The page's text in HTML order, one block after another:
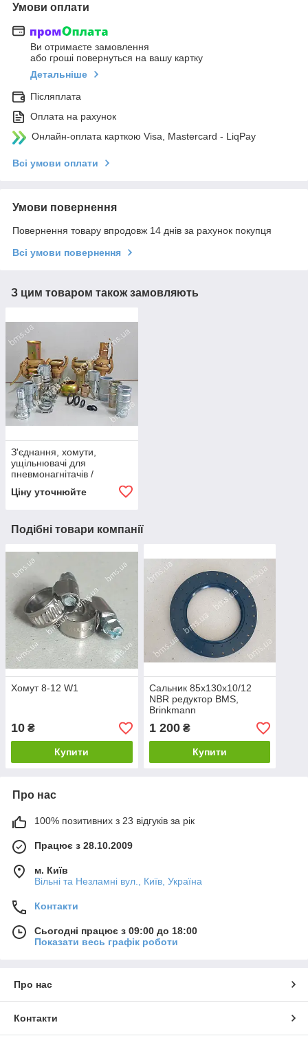
Умови оплати
Ви отримаєте замовлення
або гроші повернуться на вашу картку
Детальніше
Післяплата
Оплата на рахунок
Онлайн-оплата карткою Visa, Mastercard - LiqPay
Всі умови оплати
Умови повернення
Повернення товару впродовж 14 днів за рахунок покупця
Всі умови повернення
З цим товаром також замовляють
З'єднання, хомути,
ущільнювачі для
пневмонагнітачів /
Ціну уточнюйте
Подібні товари компанії
Хомут 8-12 W1
10 ₴
Купити
Сальник 85х130х10/12
NBR редуктор BMS,
Brinkmann
1 200₴
Купити
Про нас
100% позитивних з 23 відгуків за рік
Працює з 28.10.2009
м. Київ
Вільні та Незламні вул., Київ, Україна
Контакти
Сьогодні працює з 09:00 до 18:00
Показати весь графік роботи
Про нас
Контакти